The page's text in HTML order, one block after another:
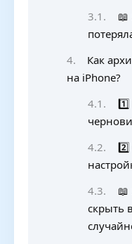
📖
Как
на iPhone?
📖
скрыть